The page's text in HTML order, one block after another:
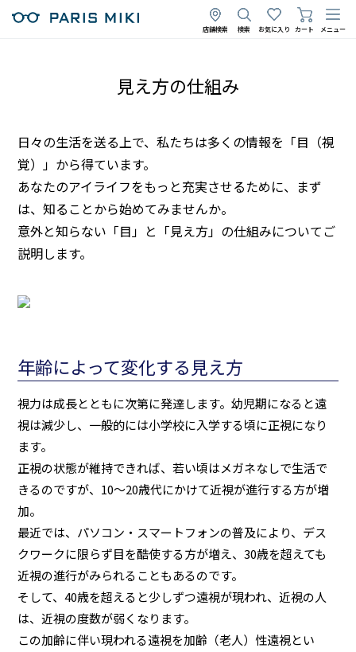
店舗検索 検索 お気に入り カート メニュー
見え方の仕組み
日々の生活を送る上で、私たちは多くの情報を「目（視
覚）」から得ています。
あなたのアイライフをもっと充実させるために、まず
は、知ることから始めてみませんか。
意外と知らない「目」と「見え方」の仕組みについてご
説明します。
年齢によって変化する見え方
視力は成長とともに次第に発達します。幼児期になると遠
視は減少し、一般的には小学校に入学する頃に正視になり
ます。
正視の状態が維持できれば、若い頃はメガネなしで生活で
きるのですが、10～20歳代にかけて近視が進行する方が増
加。
最近では、パソコン・スマートフォンの普及により、デス
クワークに限らず目を酷使する方が増え、30歳を超えても
近視の進行がみられることもあるのです。
そして、40歳を超えると少しずつ遠視が現われ、近視の人
は、近視の度数が弱くなります。
この加齢に伴い現われる遠視を加齢（老人）性遠視とい